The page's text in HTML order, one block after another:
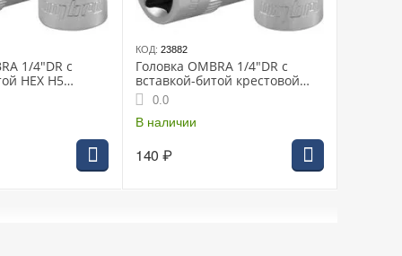
1/4"DR с
HEX H5
КОД: 23882
Головка OMBRA 1/4"DR с
вставкой-битой крестовой
РН2 (114402)
0.0
В наличии
140 ₽